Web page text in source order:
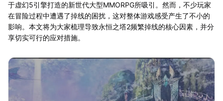
于虚幻5引擎打造的新世代大型MMORPG所吸引。然而，不少玩家
在冒险过程中遭遇了掉线的困扰，这对整体游戏感受产生了不小的
影响。本文将为大家梳理导致永恒之塔2频繁掉线的核心因素，并分
享切实可行的应对措施。